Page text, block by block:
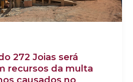
272 Joias será
recursos da multa
causados no